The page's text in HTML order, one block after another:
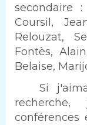
secondaire
Coursil,
Relouzat,
Fontès,
Belaise,
Si
recherche,